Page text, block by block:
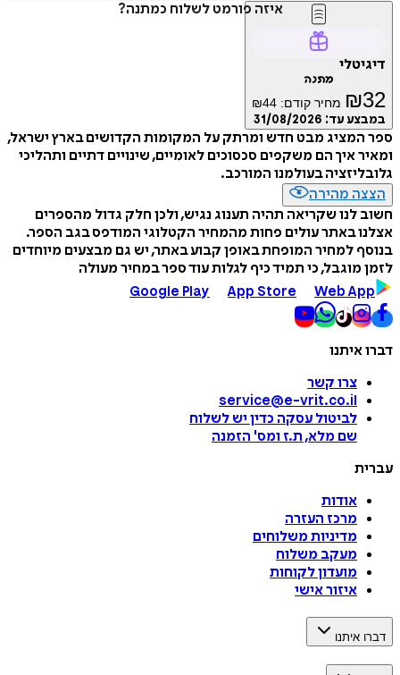
איזה פורמט לשלוח כמתנה?
דיגיטלי
מתנה
₪32 מחיר קודם: ₪44
במבצע עד: 31/08/2026
ספר המציג מבט חדש ומרתק על המקומות הקדושים בארץ ישראל,
ומאיר איך הם משקפים סכסוכים לאומיים, שינויים דתיים ותהליכי
גלובליזציה בעולמנו המורכב.
הצצה מהירה
חשוב לנו שקריאה תהיה תענוג נגיש, ולכן חלק גדול מהספרים
אצלנו באתר עולים פחות מהמחיר הקטלוגי המודפס בגב הספר.
בנוסף למחיר המופחת באופן קבוע באתר, יש גם מבצעים מיוחדים
לזמן מוגבל, כי תמיד כיף לגלות עוד ספר במחיר מעולה
Google Play
App Store Web App
דברו איתנו
צרו קשר
service@e-vrit.co.il
לביטול עסקה כדין יש לשלוח
שם מלא, ת.ז ומס' הזמנה
עברית
אודות
מרכז העזרה
מדיניות משלוחים
מעקב משלוח
מועדון לקוחות
איזור אישי
דברו איתנו